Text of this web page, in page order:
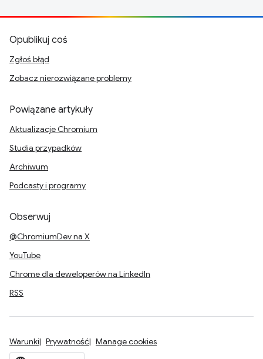
Opublikuj coś
Zgłoś błąd
Zobacz nierozwiązane problemy
Powiązane artykuły
Aktualizacje Chromium
Studia przypadków
Archiwum
Podcasty i programy
Obserwuj
@ChromiumDev na X
YouTube
Chrome dla deweloperów na LinkedIn
RSS
Warunki Prywatność Manage cookies